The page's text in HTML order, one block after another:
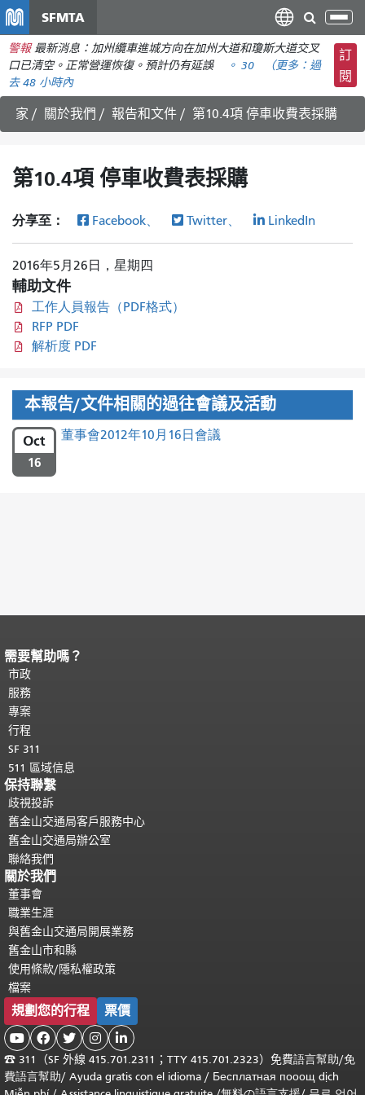
主
要
容
SFMTA
切
換
導
航
警報 最新消息：加州纜車進城方向在加州大道和瓊斯大道交叉
口已清空。正常營運恢復。預計仍有延誤
。 30 （更多： 過
去 48 小時內
訂
閱
家 關於我們 報告和文件 第10.4項 停車收費表採購
第10.4項 停車收費表採購
分享至： Facebook、 Twitter、 LinkedIn
2016年5月26日，星期四
輔助文件
工作人員報告（PDF格式）
RFP PDF
解析度 PDF
本報告/文件相關的過往會議及活動
Oct
16
董事會2012年10月16日會議
頁面內容結束。
都會重複顯示。
需要幫助嗎？
市政
服務
專案
行程
SF 311
511 區域信息
保持聯繫
歧視投訴
舊金山交通局客戶服務中心
舊金山交通局辦公室
聯絡我們
關於我們
董事會
職業生涯
與舊金山交通局開展業務
舊金山市和縣
使用條款/隱私權政策
檔案
規劃您的行程 票價
    
☎ 311（SF 外線 415.701.2311；TTY 415.701.2323）免費語言幫助/免
費語言幫助/ Ayuda gratis con el idioma / Бесплатная пооощ dịch